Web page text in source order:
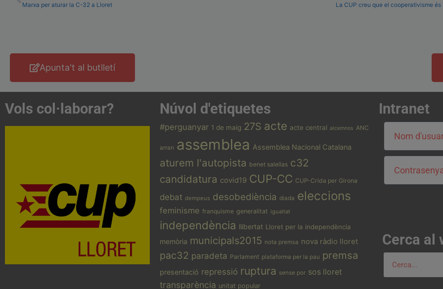
Marxa per aturar la C-32 a Lloret La CUP creu que el cooperativisme
Apunta't al butlletí
Vols col·laborar?
el projecte de l'esquerra
independentista i anticapitalista
CONTACTA
Núvol d'etiquetes
Tria una
#perguanyar 1 de maig 27S acte acte central alcemnos ANC
arran assemblea Assemblea Nacional Catalana
aturem l'autopista benet salellas c32
candidatura covid19 CUP-CC CUP-Crida per Girona
debat dempeus desobediència diada eleccions
feminisme franquisme generalitat igualtat
independència llibertat Lloret per la independència
memòria municipals2015 nota premsa nova ràdio lloret
pac32 paradeta Parlament plataforma per la pau premsa
presentació repressió ruptura sense por sos lloret
transparència unitat popular
Intranet
Cerca al